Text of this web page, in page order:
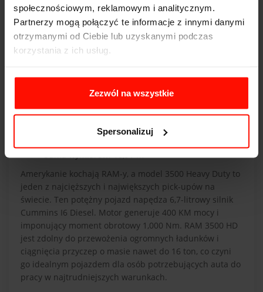
społecznościowym, reklamowym i analitycznym.
Partnerzy mogą połączyć te informacje z innymi danymi
otrzymanymi od Ciebie lub uzyskanymi podczas
korzystania z ich usług.
Zezwól na wszystkie
Spersonalizuj
4. RAM 3500 Heavy Duty
Długość: 6,76 m
Szerokość: 2,12 m
Amerykanie kochają RAM-y, a model 3500 Heavy Duty to
jeden z najcięższych i największych pick-upów na
świecie. Ten potężny pojazd napędza 6,7-litrowy silnik
Cummins I6 Diesel. Motor generuje 400 KM mocy i
imponujący moment obrotowy 1,000 Nm. RAM 3500 HD
jest zdolny do przewożenia ogromnych ładunków i
ciągnięcia przyczep o masie nawet do 16 ton, co czyni
go idealnym pojazdem dla osób potrzebujących auta do
pracy w najtrudniejszych warunkach.